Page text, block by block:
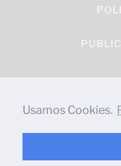
Usamos Cookies.